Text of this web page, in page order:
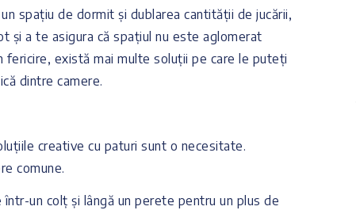
spațiu de dormit și dublarea cantității de jucării,
și a te asigura că spațiul nu este aglomerat
există mai multe soluții pe care le puteți
dintre camere.
creative cu paturi sunt o necesitate.
comune.
un colț și lângă un perete pentru un plus de